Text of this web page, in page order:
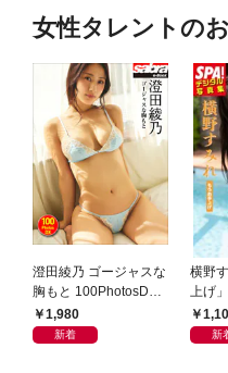
女性タレントの
澄田綾乃 ゴージャスな
胸もと 100PhotosDX[s
abra net e-Book]
1,980
新着
横野
上げ
写真集
新